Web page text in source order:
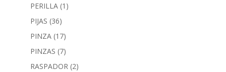
PERILLA (1)
PIJAS (36)
PINZA (17)
PINZAS (7)
RASPADOR (2)